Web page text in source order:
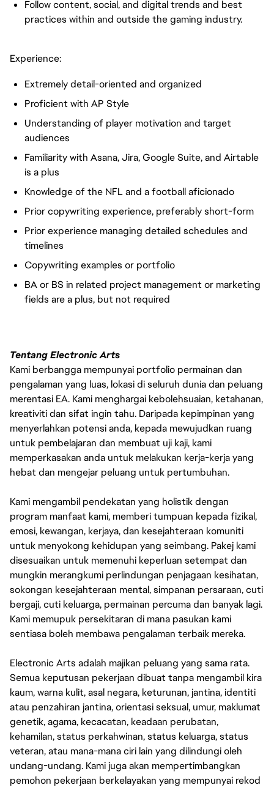
Follow content, social, and digital trends and best
practices within and outside the gaming industry.
Experience:
Extremely detail-oriented and organized
Proficient with AP Style
Understanding of player motivation and target
audiences
Familiarity with Asana, Jira, Google Suite, and Airtable
is a plus
Knowledge of the NFL and a football aficionado
Prior copywriting experience, preferably short-form
Prior experience managing detailed schedules and
timelines
Copywriting examples or portfolio
BA or BS in related project management or marketing
fields are a plus, but not required
Tentang Electronic Arts
Kami berbangga mempunyai portfolio permainan dan
pengalaman yang luas, lokasi di seluruh dunia dan peluang
merentasi EA. Kami menghargai kebolehsuaian, ketahanan,
kreativiti dan sifat ingin tahu. Daripada kepimpinan yang
menyerlahkan potensi anda, kepada mewujudkan ruang
untuk pembelajaran dan membuat uji kaji, kami
memperkasakan anda untuk melakukan kerja-kerja yang
hebat dan mengejar peluang untuk pertumbuhan.
Kami mengambil pendekatan yang holistik dengan
program manfaat kami, memberi tumpuan kepada fizikal,
emosi, kewangan, kerjaya, dan kesejahteraan komuniti
untuk menyokong kehidupan yang seimbang. Pakej kami
disesuaikan untuk memenuhi keperluan setempat dan
mungkin merangkumi perlindungan penjagaan kesihatan,
sokongan kesejahteraan mental, simpanan persaraan, cuti
bergaji, cuti keluarga, permainan percuma dan banyak lagi.
Kami memupuk persekitaran di mana pasukan kami
sentiasa boleh membawa pengalaman terbaik mereka.
Electronic Arts adalah majikan peluang yang sama rata.
Semua keputusan pekerjaan dibuat tanpa mengambil kira
kaum, warna kulit, asal negara, keturunan, jantina, identiti
atau penzahiran jantina, orientasi seksual, umur, maklumat
genetik, agama, kecacatan, keadaan perubatan,
kehamilan, status perkahwinan, status keluarga, status
veteran, atau mana-mana ciri lain yang dilindungi oleh
undang-undang. Kami juga akan mempertimbangkan
pemohon pekerjaan berkelayakan yang mempunyai rekod